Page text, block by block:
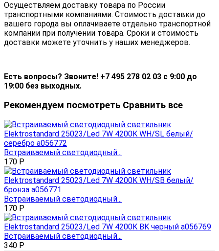
Осуществляем доставку товара по России
транспортными компаниями. Стоимость доставки до
вашего города вы оплачиваете отдельно транспортной
компании при получении товара. Сроки и стоимость
доставки можете уточнить у наших менеджеров.
Есть вопросы? Звоните! +7 495 278 02 03 с 9:00 до
19:00 без выходных.
Рекомендуем посмотреть Сравнить все
Встраиваемый светодиодный...
170 Р
Встраиваемый светодиодный...
170 Р
Встраиваемый светодиодный...
340 Р